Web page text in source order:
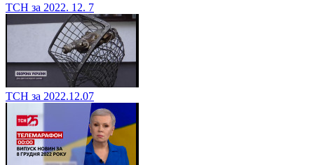
ТСН за 2022. 12. 7
ТСН за 2022.12.07